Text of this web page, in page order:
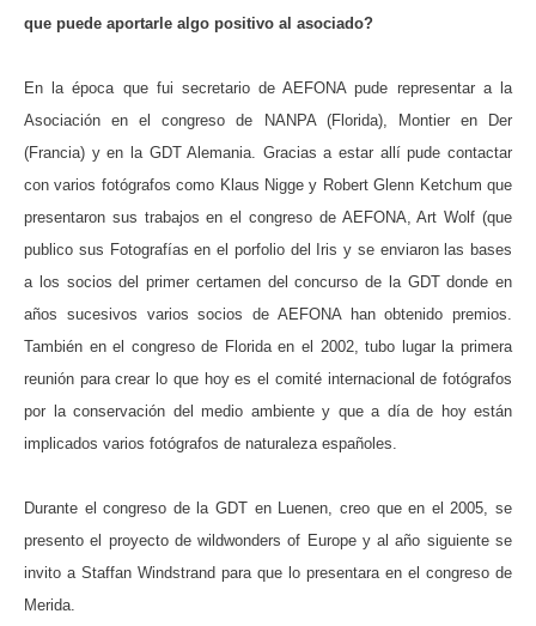
que puede aportarle algo positivo al asociado?
En la época que fui secretario de AEFONA pude representar a la
Asociación en el congreso de NANPA (Florida), Montier en Der
(Francia) y en la GDT Alemania. Gracias a estar allí pude contactar
con varios fotógrafos como Klaus Nigge y Robert Glenn Ketchum que
presentaron sus trabajos en el congreso de AEFONA, Art Wolf (que
publico sus Fotografías en el porfolio del Iris y se enviaron las bases
a los socios del primer certamen del concurso de la GDT donde en
años sucesivos varios socios de AEFONA han obtenido premios.
También en el congreso de Florida en el 2002, tubo lugar la primera
reunión para crear lo que hoy es el comité internacional de fotógrafos
por la conservación del medio ambiente y que a día de hoy están
implicados varios fotógrafos de naturaleza españoles.
Durante el congreso de la GDT en Luenen, creo que en el 2005, se
presento el proyecto de wildwonders of Europe y al año siguiente se
invito a Staffan Windstrand para que lo presentara en el congreso de
Merida.